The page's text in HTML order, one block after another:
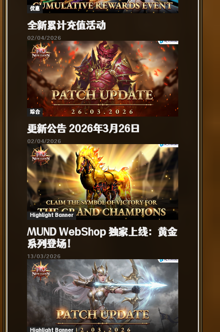
优惠
全新累计充值活动
02/04/2026
综合​
更新公告 2026年3月26日
02/04/2026
Highlight Banner
MUND WebShop 独家上线：黄金
系列登场！
13/03/2026
Highlight Banner